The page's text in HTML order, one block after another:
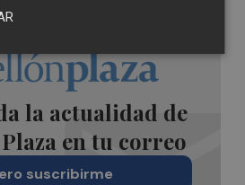
la actualidad de
en tu correo
suscribirme